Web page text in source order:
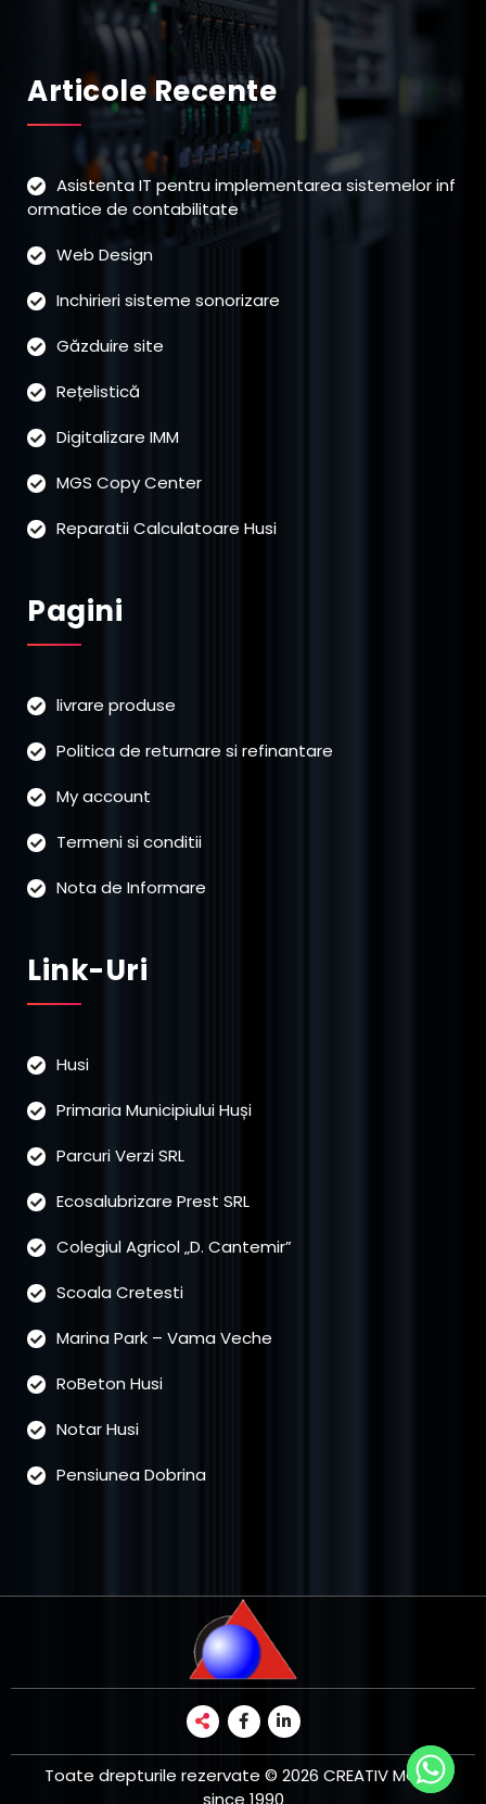
Articole Recente
Asistenta IT pentru implementarea sistemelor inf
ormatice de contabilitate
Web Design
Inchirieri sisteme sonorizare
Găzduire site
Rețelistică
Digitalizare IMM
MGS Copy Center
Reparatii Calculatoare Husi
Pagini
livrare produse
Politica de returnare si refinantare
My account
Termeni si conditii
Nota de Informare
Link-Uri
Husi
Primaria Municipiului Huși
Parcuri Verzi SRL
Ecosalubrizare Prest SRL
Colegiul Agricol „D. Cantemir”
Scoala Cretesti
Marina Park – Vama Veche
RoBeton Husi
Notar Husi
Pensiunea Dobrina
Toate drepturile rezervate © 2026 CREATIV MGS -
since 1990